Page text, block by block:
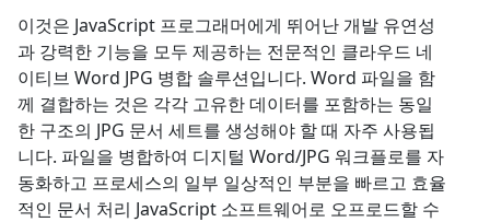
이것은 JavaScript 프로그래머에게 뛰어난 개발 유연성
과 강력한 기능을 모두 제공하는 전문적인 클라우드 네
이티브 Word JPG 병합 솔루션입니다. Word 파일을 함
께 결합하는 것은 각각 고유한 데이터를 포함하는 동일
한 구조의 JPG 문서 세트를 생성해야 할 때 자주 사용됩
니다. 파일을 병합하여 디지털 Word/JPG 워크플로를 자
동화하고 프로세스의 일부 일상적인 부분을 빠르고 효율
적인 문서 처리 JavaScript 소프트웨어로 오프로드할 수